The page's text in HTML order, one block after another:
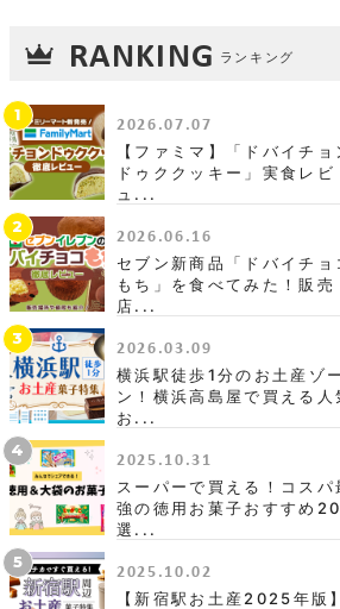
RANKING ランキング
1 2026.07.07
【ファミマ】「ドバイチョ
ドゥククッキー」実食レビ
ュ...
2
2026.06.16
セブン新商品「ドバイチョ
もち」を食べてみた！販売
店...
3
2026.03.09
横浜駅徒歩1分のお土産ゾー
ン！横浜高島屋で買える人
お...
4
2025.10.31
スーパーで買える！コスパ
強の徳用お菓子おすすめ20
選...
5
2025.10.02
【新宿駅お土産2025年版